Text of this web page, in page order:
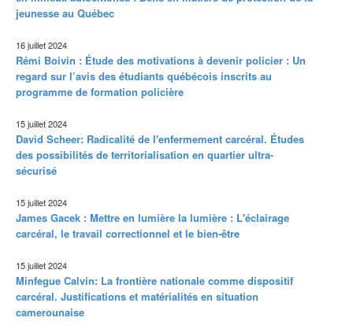
jeunesse au Québec
16 juillet 2024
Rémi Boivin : Étude des motivations à devenir policier : Un
regard sur l’avis des étudiants québécois inscrits au
programme de formation policière
15 juillet 2024
David Scheer: Radicalité de l'enfermement carcéral. Études
des possibilités de territorialisation en quartier ultra-
sécurisé
15 juillet 2024
James Gacek : Mettre en lumière la lumière : L'éclairage
carcéral, le travail correctionnel et le bien-être
15 juillet 2024
Minfegue Calvin: La frontière nationale comme dispositif
carcéral. Justifications et matérialités en situation
camerounaise